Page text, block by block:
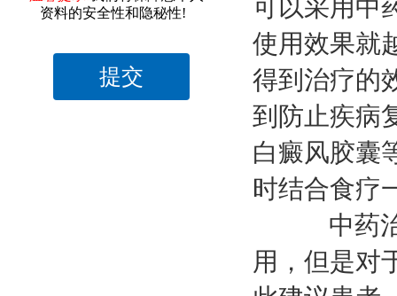
资料的安全性和隐秘性!
可以采用中
使用效果就
得到治疗的
到防止疾病
白癜风胶囊
时结合食疗
中药治
用，但是对